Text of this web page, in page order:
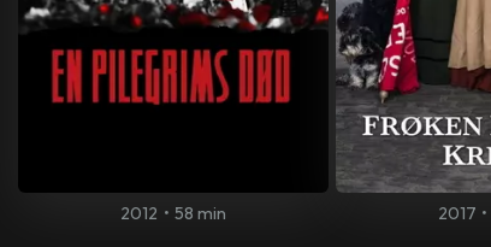
2012 • 58 min 2017 •